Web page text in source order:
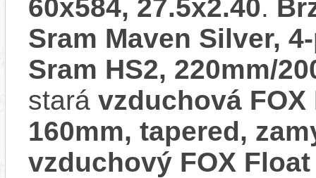
60x584, 27.5x2.40.
Sram Maven Silver,
Sram HS2, 220mm/
stará vzduchová
160mm, tapered,
vzduchový FOX